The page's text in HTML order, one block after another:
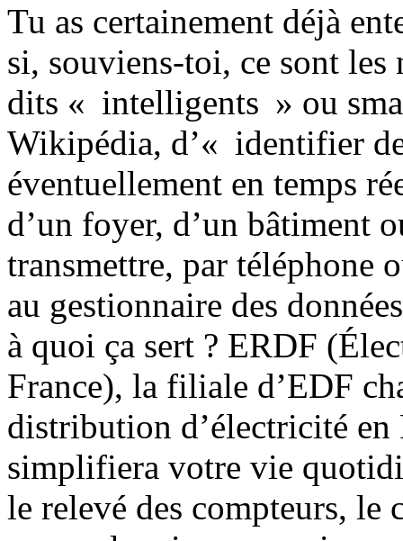
Tu as certainement déjà
si, souviens-toi, ce sont les
dits « intelligents » ou
Wikipédia, d’« identifier
éventuellement en temps
d’un foyer, d’un bâtiment
transmettre, par téléphone
au gestionnaire des
à quoi ça sert ? ERDF
France), la filiale d’EDF
distribution d’électricité
simplifiera votre vie
le relevé des compteurs, le